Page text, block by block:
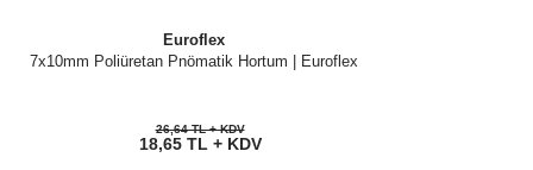
Euroflex
7x10mm Poliüretan Pnömatik Hortum | Euroflex
26,64 TL + KDV
18,65 TL + KDV